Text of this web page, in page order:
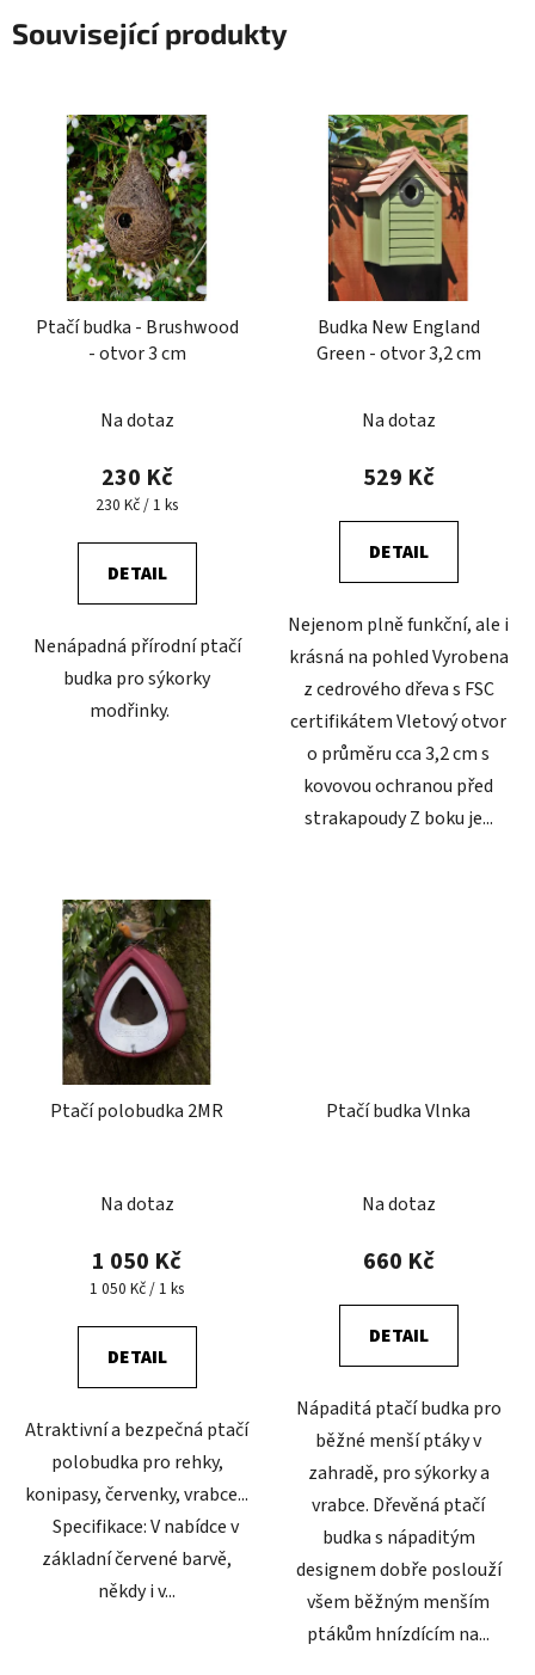
Související produkty
Ptačí budka - Brushwood
- otvor 3 cm
Na dotaz
230 Kč
Měrná
230 Kč / 1 ks
DETAIL
Nenápadná přírodní ptačí
budka pro sýkorky
modřinky.
Budka New England
Green - otvor 3,2 cm
hodnocení
produktu
5,0
z
hvězdiček.
Na dotaz
529 Kč
DETAIL
Nejenom plně funkční, ale i
krásná na pohled Vyrobena
z cedrového dřeva s FSC
certifikátem Vletový otvor
o průměru cca 3,2 cm s
kovovou ochranou před
strakapoudy Z boku je...
Ptačí polobudka 2MR
Na dotaz
1 050 Kč
Měrná
1 050 Kč / 1 ks
DETAIL
Atraktivní a bezpečná ptačí
polobudka pro rehky,
konipasy, červenky, vrabce...
Specifikace: V nabídce v
základní červené barvě,
někdy i v...
Ptačí budka Vlnka
Na dotaz
660 Kč
DETAIL
Nápaditá ptačí budka pro
běžné menší ptáky v
zahradě, pro sýkorky a
vrabce. Dřevěná ptačí
budka s nápaditým
designem dobře poslouží
všem běžným menším
ptákům hnízdícím na...